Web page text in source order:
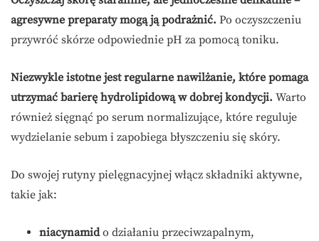
agresywne preparaty mogą ją podrażnić. Po oczyszczeniu
przywróć skórze odpowiednie pH za pomocą toniku.
Niezwykle istotne jest regularne nawilżanie, które pomaga
utrzymać barierę hydrolipidową w dobrej kondycji. Warto
również sięgnąć po serum normalizujące, które reguluje
wydzielanie sebum i zapobiega błyszczeniu się skóry.
Do swojej rutyny pielęgnacyjnej włącz składniki aktywne,
takie jak:
niacynamido działaniu przeciwzapalnym,